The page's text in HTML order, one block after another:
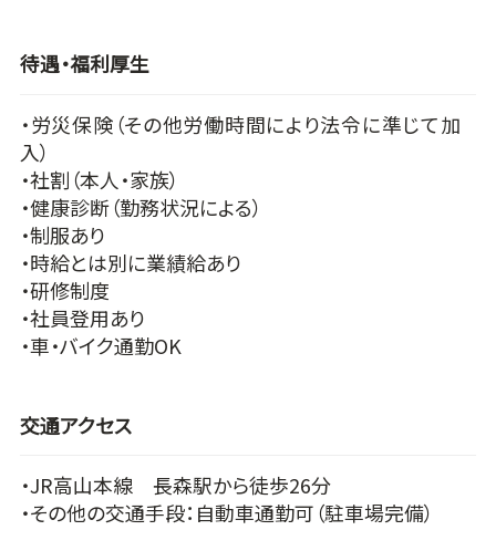
待遇・福利厚生
・労災保険（その他労働時間により法令に準じて加
入）
・社割（本人・家族）
・健康診断（勤務状況による）
・制服あり
・時給とは別に業績給あり
・研修制度
・社員登用あり
・車・バイク通勤OK
交通アクセス
・JR高山本線 長森駅から徒歩26分
・その他の交通手段：自動車通勤可（駐車場完備）